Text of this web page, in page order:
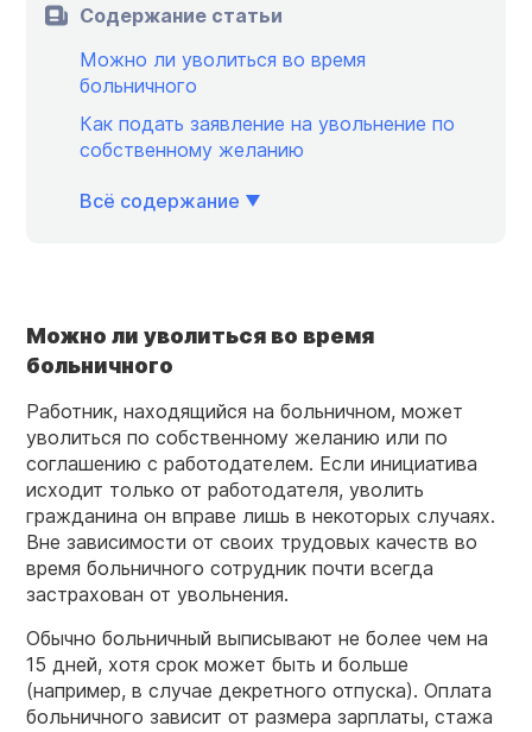
Содержание статьи
Можно ли уволиться во время
больничного
Как подать заявление на увольнение по
собственному желанию
Всё содержание
Можно ли уволиться во время
больничного
Работник, находящийся на больничном, может
уволиться по собственному желанию или по
соглашению с работодателем. Если инициатива
исходит только от работодателя, уволить
гражданина он вправе лишь в некоторых случаях.
Вне зависимости от своих трудовых качеств во
время больничного сотрудник почти всегда
застрахован от увольнения.
Обычно больничный выписывают не более чем на
15 дней, хотя срок может быть и больше
(например, в случае декретного отпуска). Оплата
больничного зависит от размера зарплаты, стажа